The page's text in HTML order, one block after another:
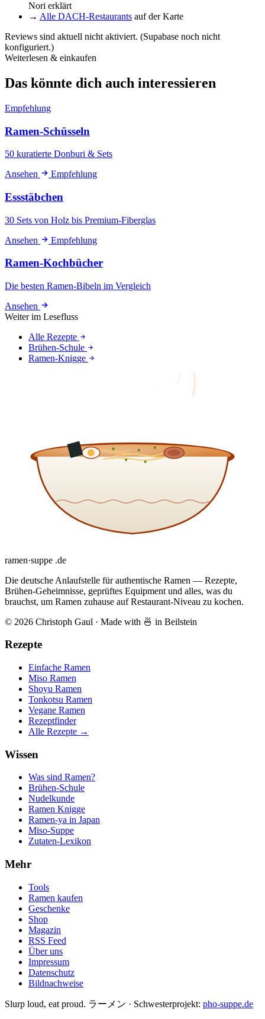
Nori erklärt
→ Alle DACH-Restaurants auf der Karte
Reviews sind aktuell nicht aktiviert. (Supabase noch nicht
konfiguriert.)
Weiterlesen & einkaufen
Das könnte dich auch interessieren
Empfehlung
Ramen-Schüsseln
50 kuratierte Donburi & Sets
Ansehen
Empfehlung
Essstäbchen
30 Sets von Holz bis Premium-Fiberglas
Ansehen
Empfehlung
Ramen-Kochbücher
Die besten Ramen-Bibeln im Vergleich
Ansehen
Weiter im Lesefluss
Alle Rezepte
Brühen-Schule
Ramen-Knigge
ramen·suppe .de
Die deutsche Anlaufstelle für authentische Ramen — Rezepte,
Brühen-Geheimnisse, geprüftes Equipment und alles, was du
brauchst, um Ramen zuhause auf Restaurant-Niveau zu kochen.
© 2026 Christoph Gaul · Made with 🍜 in Beilstein
Rezepte
Einfache Ramen
Miso Ramen
Shoyu Ramen
Tonkotsu Ramen
Vegane Ramen
Rezeptfinder
Alle Rezepte →
Wissen
Was sind Ramen?
Brühen-Schule
Nudelkunde
Ramen Knigge
Ramen-ya in Japan
Miso-Suppe
Zutaten-Lexikon
Mehr
Tools
Ramen kaufen
Geschenke
Shop
Magazin
RSS Feed
Über uns
Impressum
Datenschutz
Bildnachweise
Slurp loud, eat proud. ラーメン · Schwesterprojekt: pho-suppe.de